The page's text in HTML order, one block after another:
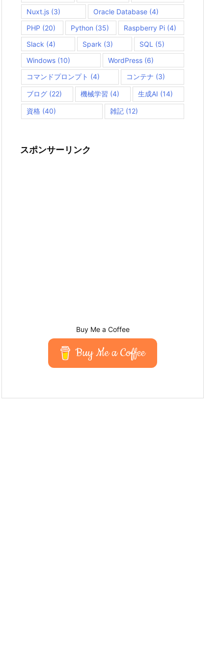
Nuxt.js (3) Oracle Database (4)
PHP (20) Python (35) Raspberry Pi (4)
Slack (4) Spark (3) SQL (5)
Windows (10) WordPress (6)
コマンドプロンプト (4) コンテナ (3)
ブログ (22) 機械学習 (4) 生成AI (14)
資格 (40) 雑記(12)
スポンサーリンク
Buy Me a Coffee
Buy Me a Coffee